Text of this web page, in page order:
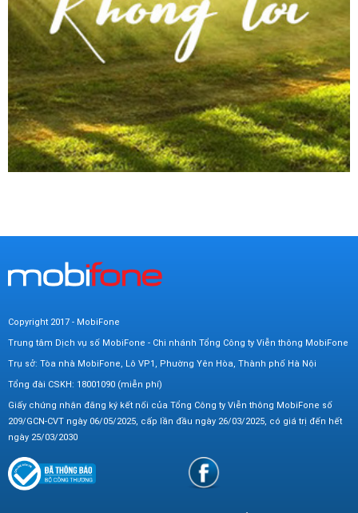
Copyright 2017 - MobiFone
Trung tâm Dịch vụ số MobiFone - Chi nhánh Tổng Công ty Viễn thông MobiFone
Trụ sở: Tòa nhà MobiFone, Lô VP1, Phường Yên Hòa, Thành phố Hà Nội
Tổng đài CSKH: 18001090 (miễn phí)
Giấy chứng nhận đăng ký kết nối của Tổng Công ty Viễn thông MobiFone số
209/GCN-CVT ngày 06/05/2025, cấp lần đầu ngày 26/03/2025, có giá trị đến hết
ngày 25/03/2030